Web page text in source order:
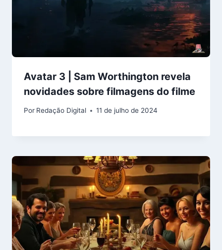
Avatar 3 | Sam Worthington revela
novidades sobre filmagens do filme
Por Redação Digital 11 de julho de 2024